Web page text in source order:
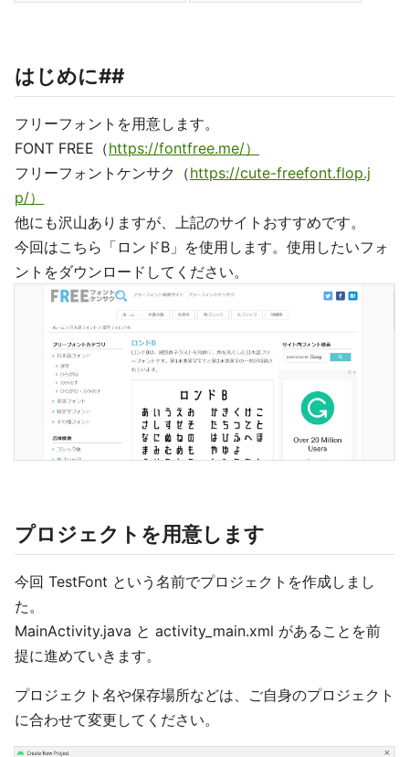
はじめに##
フリーフォントを用意します。
FONT FREE（https://fontfree.me/）
フリーフォントケンサク（https://cute-freefont.flop.j
p/）
他にも沢山ありますが、上記のサイトおすすめです。
今回はこちら「ロンドB」を使用します。使用したいフォ
ントをダウンロードしてください。
プロジェクトを用意します
今回 TestFont という名前でプロジェクトを作成しまし
た。
MainActivity.java と activity_main.xml があることを前
提に進めていきます。
プロジェクト名や保存場所などは、ご自身のプロジェクト
に合わせて変更してください。